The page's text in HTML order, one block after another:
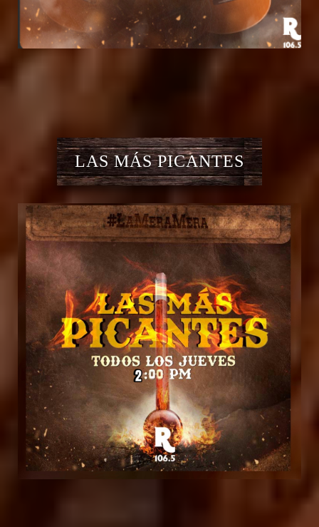
LAS MÁS PICANTES